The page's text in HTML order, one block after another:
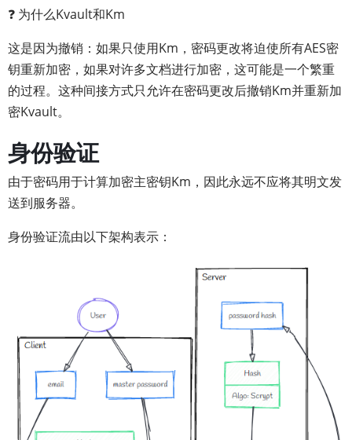
❓ 为什么Kvault和Km
这是因为撤销：如果只使用Km，密码更改将迫使所有AES密
钥重新加密，如果对许多文档进行加密，这可能是一个繁重
的过程。这种间接方式只允许在密码更改后撤销Km并重新加
密Kvault。
身份验证
由于密码用于计算加密主密钥Km，因此永远不应将其明文发
送到服务器。
身份验证流由以下架构表示：